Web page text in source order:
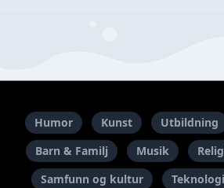
Humor Kunst Utbildning
Barn & Familj
Musik
Samfunn og kultur
Teknologi